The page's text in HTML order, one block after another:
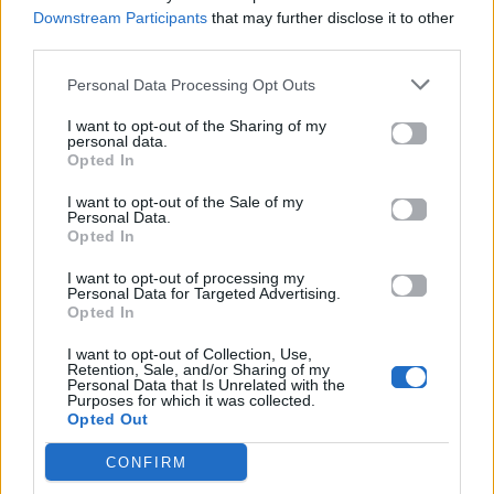
Downstream Participants that may further disclose it to other
Personal Data Processing Opt Outs
I want to opt-out of the Sharing of my
personal data.
Opted In
I want to opt-out of the Sale of my
Personal Data.
Opted In
I want to opt-out of processing my
Personal Data for Targeted Advertising.
Opted In
I want to opt-out of Collection, Use,
Retention, Sale, and/or Sharing of my
Personal Data that Is Unrelated with the
Purposes for which it was collected.
Opted Out
CONFIRM
Μοιράσου αυτό το άρθρο
NEWORLD: ARGY
και ARTBAT